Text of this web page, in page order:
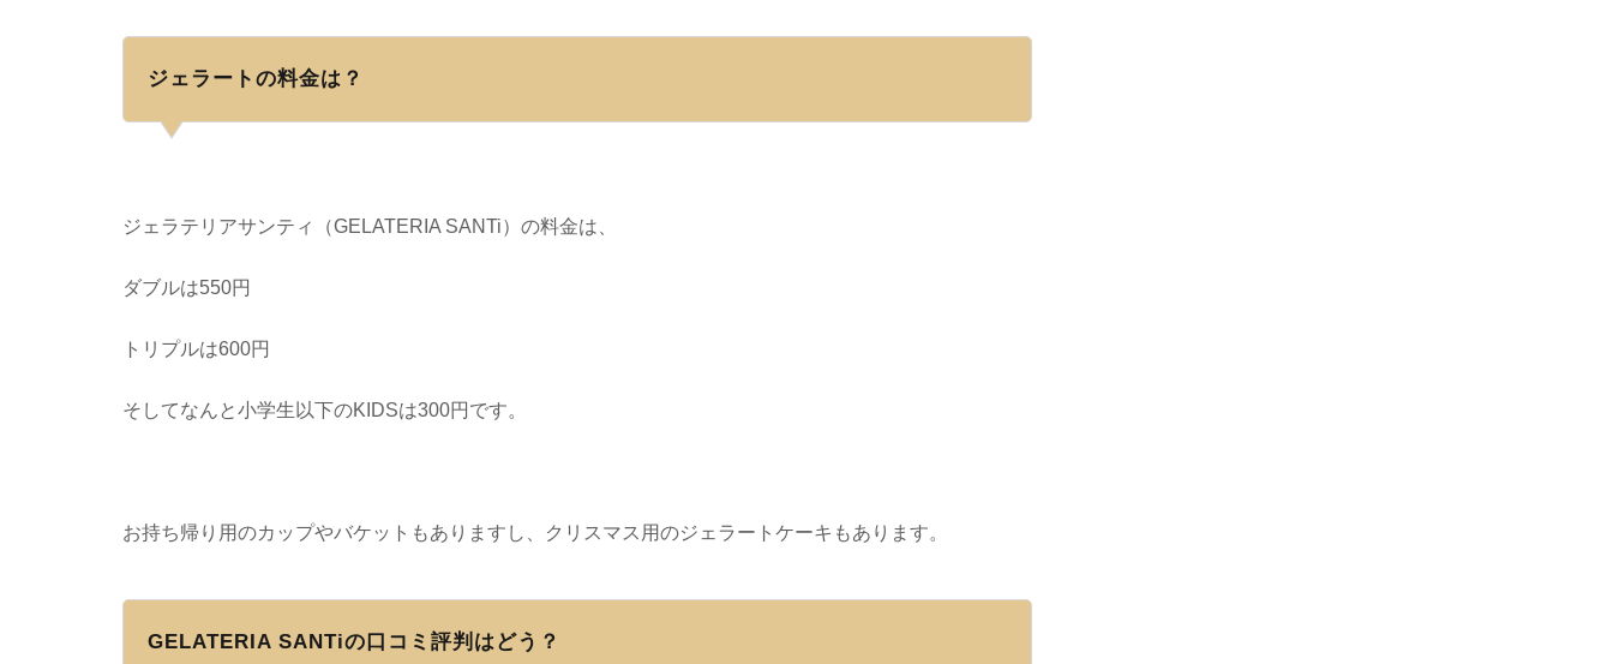
ジェラートの料金は？
ジェラテリアサンティ（GELATERIA SANTi）の料金は、
ダブルは550円
トリプルは600円
そしてなんと小学生以下のKIDSは300円です。
お持ち帰り用のカップやバケットもありますし、クリスマス用のジェラートケーキもあります。
GELATERIA SANTiの口コミ評判はどう？